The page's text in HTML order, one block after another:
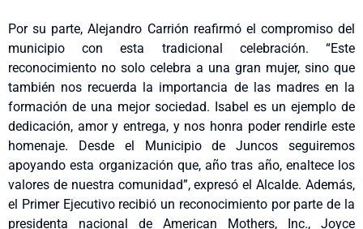
Por su parte, Alejandro Carrión reafirmó el compromiso del
municipio con esta tradicional celebración. “Este
reconocimiento no solo celebra a una gran mujer, sino que
también nos recuerda la importancia de las madres en la
formación de una mejor sociedad. Isabel es un ejemplo de
dedicación, amor y entrega, y nos honra poder rendirle este
homenaje. Desde el Municipio de Juncos seguiremos
apoyando esta organización que, año tras año, enaltece los
valores de nuestra comunidad”, expresó el Alcalde. Además,
el Primer Ejecutivo recibió un reconocimiento por parte de la
presidenta nacional de American Mothers, Inc., Joyce